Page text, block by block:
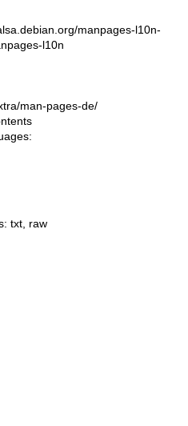
manpages-l10n-
l10n
man-pages-de/
txt raw